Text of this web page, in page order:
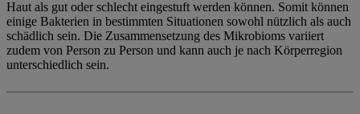
Haut als gut oder schlecht eingestuft werden können. Somit können
einige Bakterien in bestimmten Situationen sowohl nützlich als auch
schädlich sein. Die Zusammensetzung des Mikrobioms variiert
zudem von Person zu Person und kann auch je nach Körperregion
unterschiedlich sein.